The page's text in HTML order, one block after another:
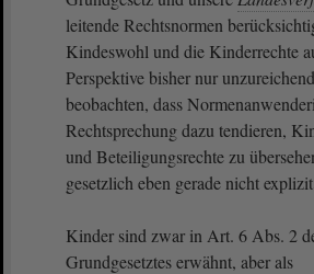
leitende Rechtsnormen
Kindeswohl und die Kinderrechte
Perspektive bisher nur
beobachten, dass
Rechtsprechung dazu tendieren,
und Beteiligungsrechte zu
gesetzlich eben gerade nicht
Kinder sind zwar in Art. 6 Abs. 2
Grundgesetztes erwähnt, aber als